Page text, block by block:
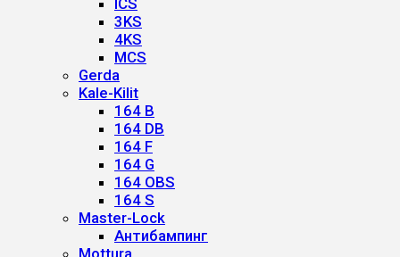
ICS
3KS
4KS
MCS
Gerda
Kale-Kilit
164 B
164 DB
164 F
164 G
164 OBS
164 S
Master-Lock
Антибампинг
Mottura